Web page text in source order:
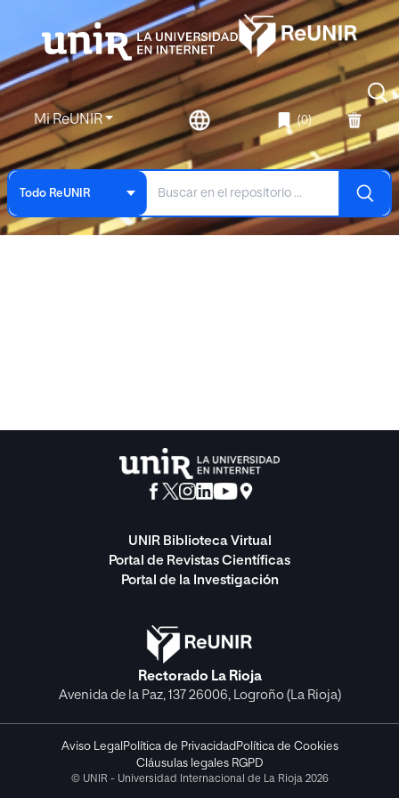
Mi ReUNIR (0)
Todo ReUNIR
UNIR Biblioteca Virtual
Portal de Revistas Científicas
Portal de la Investigación
Rectorado La Rioja
Avenida de la Paz, 137 26006, Logroño (La Rioja)
Aviso Legal Política de Privacidad Política de Cookies
Cláusulas legales RGPD
© UNIR - Universidad Internacional de La Rioja 2026